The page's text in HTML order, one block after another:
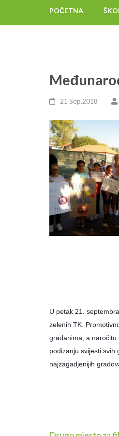
POČETNA
21 Sep,2018
U petak 21.
zelenih TK.
građanima, a naročito
podizanju svijesti svih
najzagadjenijih